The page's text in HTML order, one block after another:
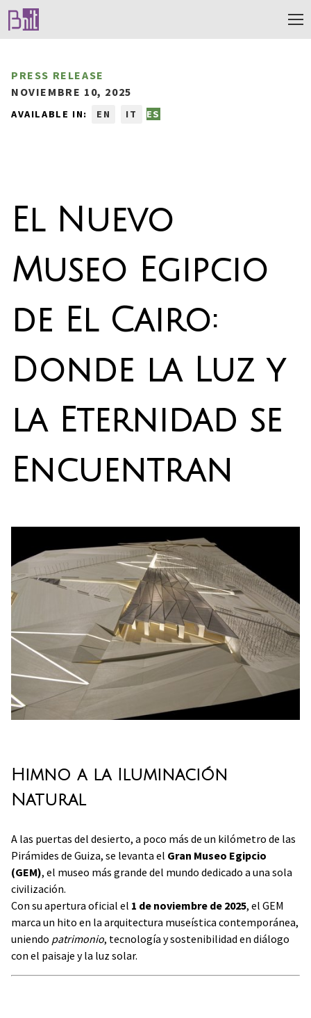
PRESS RELEASE
NOVIEMBRE 10, 2025
AVAILABLE IN: EN IT ES
El Nuevo
Museo Egipcio
de El Cairo:
Donde la Luz y
la Eternidad se
Encuentran
Himno a la Iluminación
Natural
A las puertas del desierto, a poco más de un kilómetro de las
Pirámides de Guiza, se levanta el Gran Museo Egipcio
(GEM), el museo más grande del mundo dedicado a una sola
civilización.
Con su apertura oficial el 1 de noviembre de 2025, el GEM
marca un hito en la arquitectura museística contemporánea,
uniendo patrimonio, tecnología y sostenibilidad en diálogo
con el paisaje y la luz solar.